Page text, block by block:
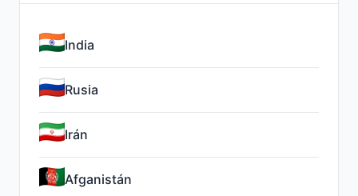
India
Rusia
Irán
Afganistán